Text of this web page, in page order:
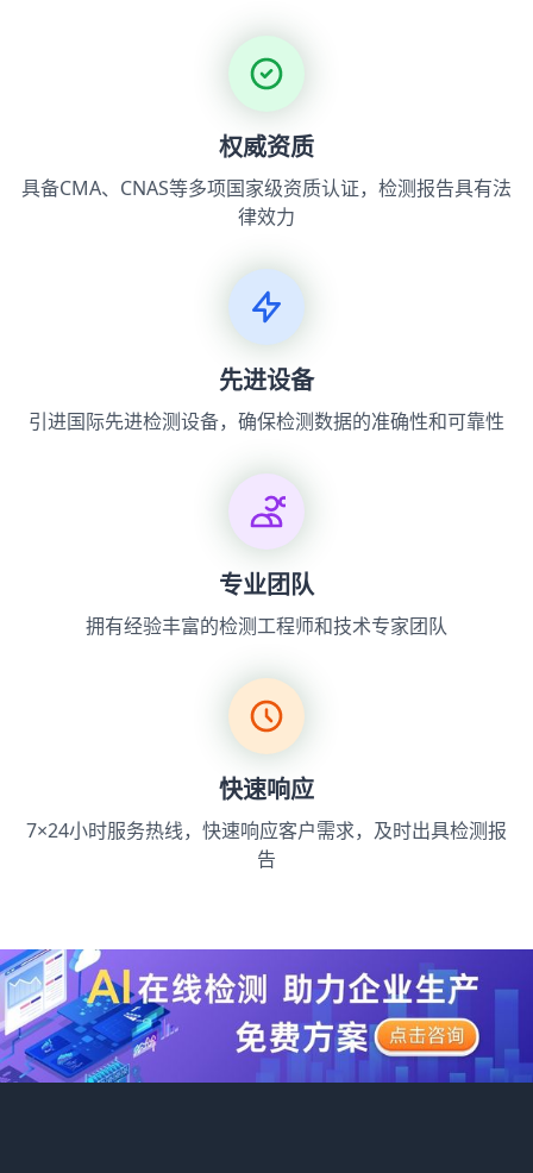
权威资质
具备CMA、CNAS等多项国家级资质认证，检测报告具有法
律效力
先进设备
引进国际先进检测设备，确保检测数据的准确性和可靠性
专业团队
拥有经验丰富的检测工程师和技术专家团队
快速响应
7×24小时服务热线，快速响应客户需求，及时出具检测报
告